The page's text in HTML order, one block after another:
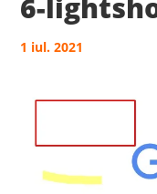
6-
1 iul. 2021